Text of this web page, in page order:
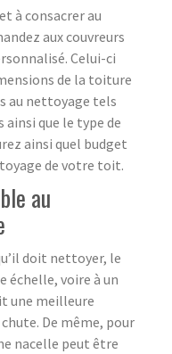
à consacrer au
aux couvreurs
Celui-ci
de la toiture
au nettoyage tels
que le type de
ainsi quel budget
de votre toit.
au
doit nettoyer, le
échelle, voire à un
une meilleure
De même, pour
nacelle peut être